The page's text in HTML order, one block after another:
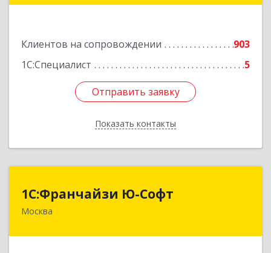
Клиентов на сопровождении
903
1С:Специалист
5
Отправить заявку
Показать контакты
Отправить заявку
Назад
1С:Франчайзи Ю-Софт
Москва
1С:Франчайзи Ю-Софт
117149, Москва г, вн.тер.г. муниципальный